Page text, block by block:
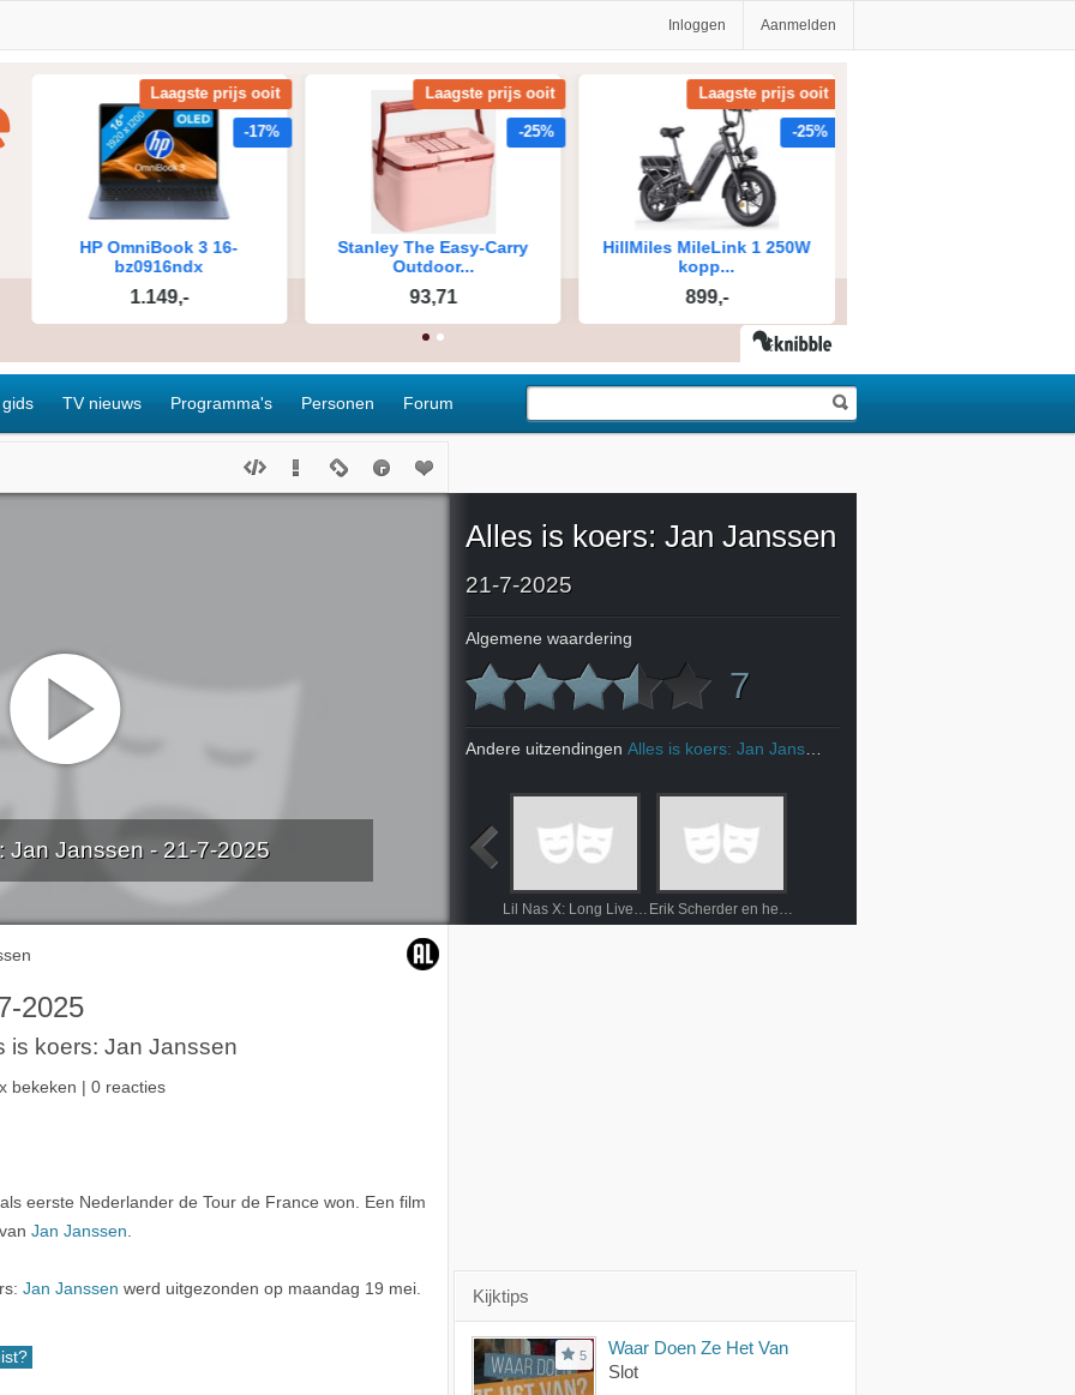
Inloggen Aanmelden
TV nieuws Programma's Personen Forum
Jan Janssen - 21-7-2025
2025
is koers: Jan Janssen
bekeken | 0 reacties
als eerste Nederlander de Tour de France won. Een film
Jan Janssen
Jan Janssen werd uitgezonden op maandag 19 mei.
Alles is koers: Jan Janssen
21-7-2025
Algemene waardering
7
Andere uitzendingen Alles is koers: Jan Janssen
Kijktips
5
Waar Doen Ze Het Van
Slot